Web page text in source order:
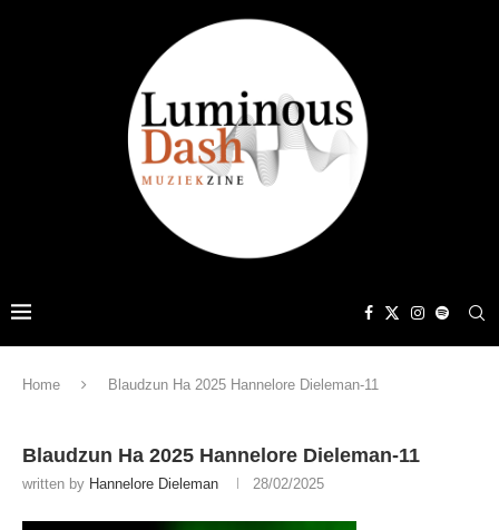
Home Blaudzun Ha 2025 Hannelore Dieleman-11
Blaudzun Ha 2025 Hannelore Dieleman-11
written by Hannelore Dieleman 28/02/2025